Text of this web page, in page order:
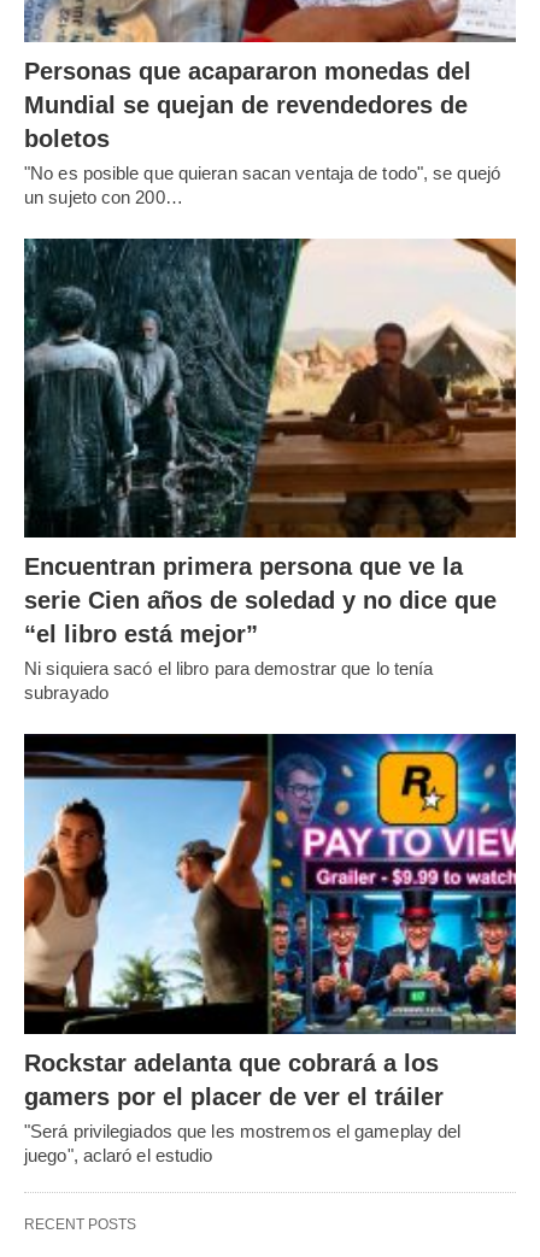
Personas que acapararon monedas del
Mundial se quejan de revendedores de
boletos
"No es posible que quieran sacan ventaja de todo", se quejó
un sujeto con 200…
Encuentran primera persona que ve la
serie Cien años de soledad y no dice que
“el libro está mejor”
Ni siquiera sacó el libro para demostrar que lo tenía
subrayado
Rockstar adelanta que cobrará a los
gamers por el placer de ver el tráiler
"Será privilegiados que les mostremos el gameplay del
juego", aclaró el estudio
RECENT POSTS